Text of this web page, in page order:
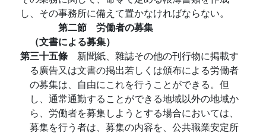
し、その事務所に備えて置かなければならない。
第二節 労働者の募集
（文書による募集）
第三十五條 新聞紙、雜誌その他の刊行物に掲載す
る廣告又は文書の掲出若しくは頒布による労働者
の募集は、自由にこれを行うことができる。但
し、通常通勤することができる地域以外の地域か
ら、労働者を募集しようとする場合においては、
募集を行う者は、募集の内容を、公共職業安定所